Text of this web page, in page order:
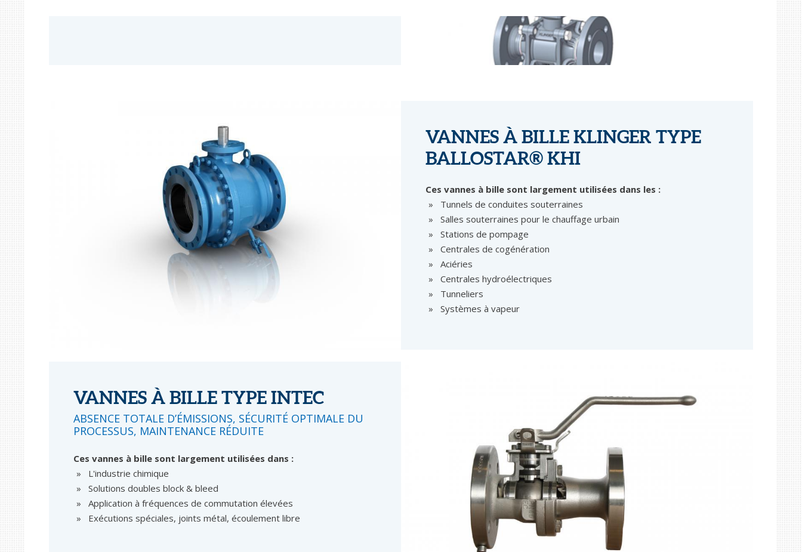
VANNES À BILLE KLINGER TYPE
BALLOSTAR® KHI
Ces vannes à bille sont largement utilisées dans les :
Tunnels de conduites souterraines
Salles souterraines pour le chauffage urbain
Stations de pompage
Centrales de cogénération
Aciéries
Centrales hydroélectriques
Tunneliers
Systèmes à vapeur
VANNES À BILLE TYPE INTEC
ABSENCE TOTALE D’ÉMISSIONS, SÉCURITÉ OPTIMALE DU
PROCESSUS, MAINTENANCE RÉDUITE
Ces vannes à bille sont largement utilisées dans :
L'industrie chimique
Solutions doubles block & bleed
Application à fréquences de commutation élevées
Exécutions spéciales, joints métal, écoulement libre